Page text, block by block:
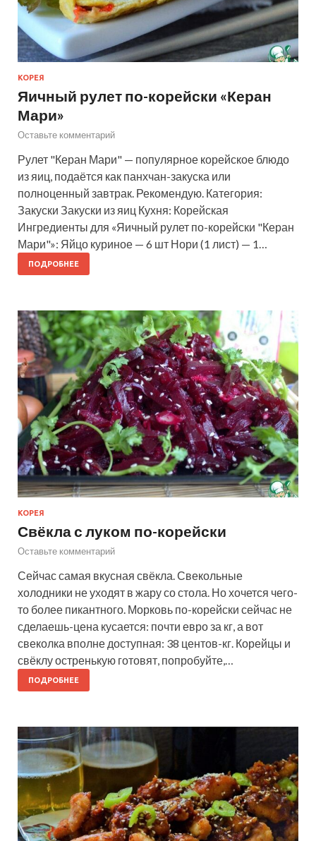
КОРЕЯ
Яичный рулет по-корейски «Керан
Мари»
Оставьте комментарий
Рулет "Керан Мари" — популярное корейское блюдо
из яиц, подаётся как панхчан-закуска или
полноценный завтрак. Рекомендую. Категория:
Закуски Закуски из яиц Кухня: Корейская
Ингредиенты для «Яичный рулет по-корейски "Керан
Мари"»: Яйцо куриное — 6 шт Нори (1 лист) — 1…
ПОДРОБНЕЕ
КОРЕЯ
Свёкла с луком по-корейски
Оставьте комментарий
Сейчас самая вкусная свёкла. Свекольные
холодники не уходят в жару со стола. Но хочется чего-
то более пикантного. Морковь по-корейски сейчас не
сделаешь-цена кусается: почти евро за кг, а вот
свеколка вполне доступная: 38 центов-кг. Корейцы и
свёклу остренькую готовят, попробуйте,…
ПОДРОБНЕЕ